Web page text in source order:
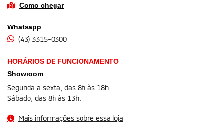
Como chegar
Whatsapp
(43) 3315-0300
HORÁRIOS DE FUNCIONAMENTO
Showroom
Segunda a sexta, das 8h às 18h.
Sábado, das 8h às 13h.
Mais informações sobre essa loja